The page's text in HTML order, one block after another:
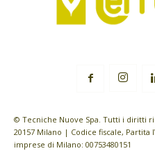
© Tecniche Nuove Spa. Tutti i diritti
20157 Milano | Codice fiscale, Partita
imprese di Milano: 00753480151